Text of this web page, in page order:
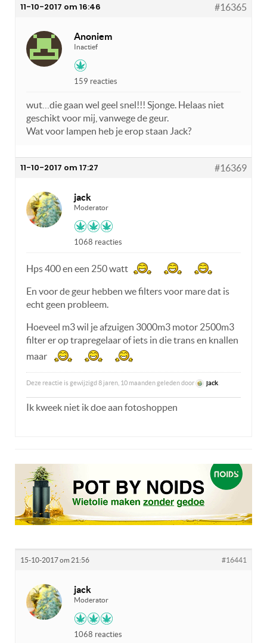
11-10-2017 om 16:46 #16365
Anoniem
Inactief
159 reacties
wut…die gaan wel geel snel!!! Sjonge. Helaas niet
geschikt voor mij, vanwege de geur.
Wat voor lampen heb je erop staan Jack?
11-10-2017 om 17:27 #16369
jack
Moderator
1068 reacties
Hps 400 en een 250 watt
En voor de geur hebben we filters voor mare dat is
echt geen probleem.
Hoeveel m3 wil je afzuigen 3000m3 motor 2500m3
filter er op trapregelaar of iets in die trans en knallen
maar
Deze reactie is gewijzigd 8 jaren, 10 maanden geleden door jack
Ik kweek niet ik doe aan fotoshoppen
15-10-2017 om 21:56 #16441
jack
Moderator
1068 reacties